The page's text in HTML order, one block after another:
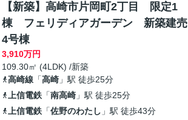
【新築】高崎市片岡町2丁目 限定1
棟 フェリディアガーデン 新築建売
4号棟
3,910万円
109.30㎡ (4LDK) /新築
高崎線「高崎」駅 徒歩25分
上信電鉄「南高崎」駅 徒歩25分
上信電鉄「佐野のわたし 」駅 徒歩43分